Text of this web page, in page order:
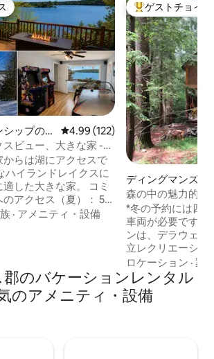
イスです。
ップの一
レビュー122件、5つ星中4.99つ
4.99 (122)
ビュー、大きな家 -
バーノン
らは湖にアクセスで
ハイランドレイクスに
た大きな家。 コミ
アクセス（夏）： 5つ
ブハウス、ボート発
プトレイル、グレート
ズ、バーノンまで10分
· アメニティ・設備
大好評のゲスト
ゲストチョイス
ディングマンズ・
ログハウス
森の中の魅力的な
*冬の予約には四
車両が必要です。 このユニークなキャビ
ンは、デラウェア
立レクリエーショ
ます。 キャビン
り、ディングマン
キングできます。
すると、ジョージ
ロケーション ·家
のバケーションレンタル
のアメニティ・設備